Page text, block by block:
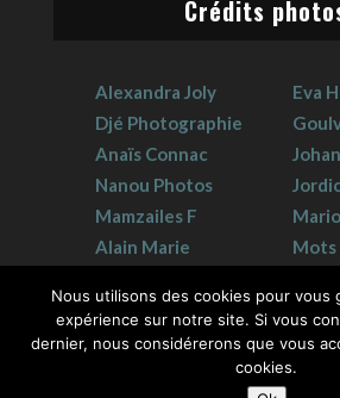
Crédits
Alexandra Joly
Djé Photographie
Anaïs Connac
Nanou Photos
Mamzailes F
Alain Marie
Eva
Mots
Nous utilisons des cookies pour vous
expérience sur notre site. Si vous
dernier, nous considérerons que vous
cookies.